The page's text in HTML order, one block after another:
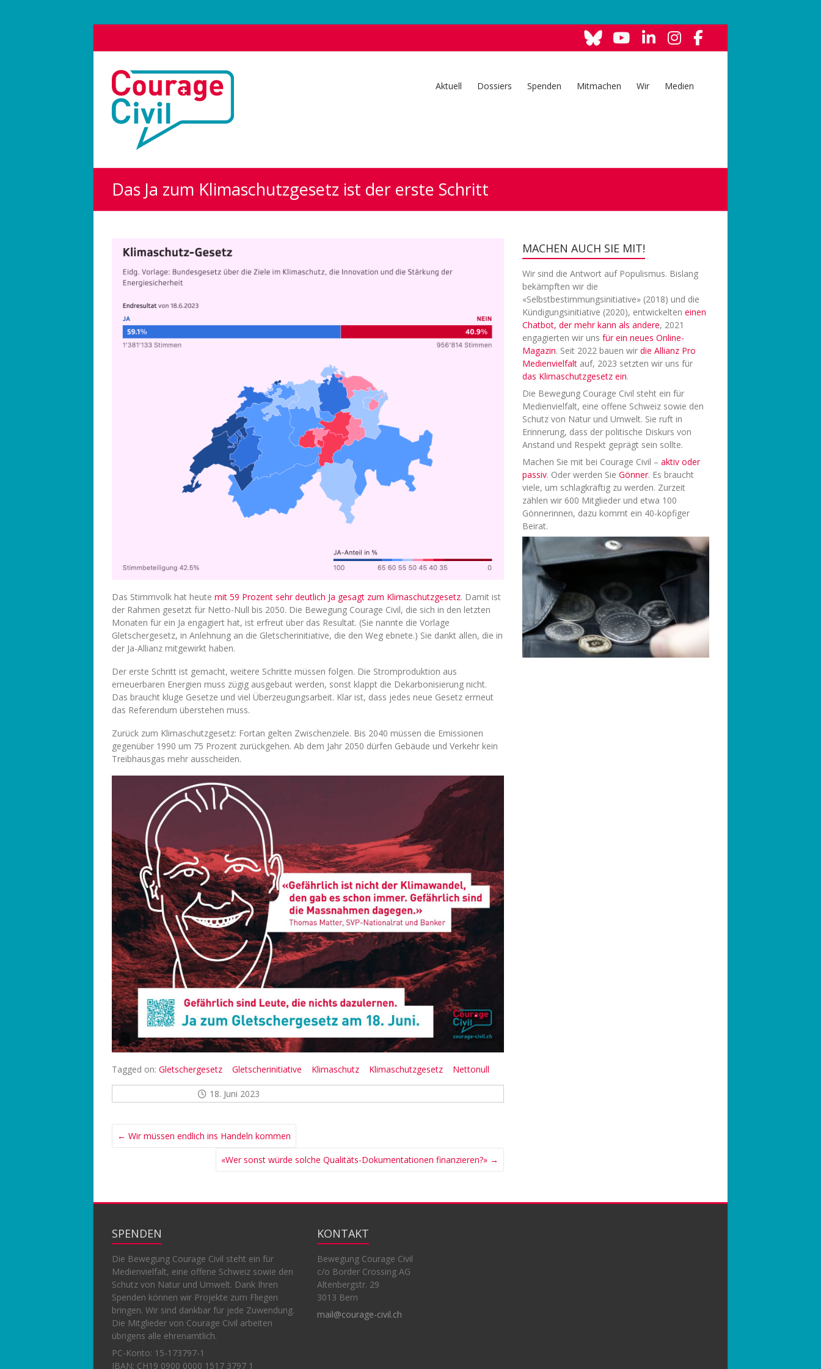
Courage
Civil
Weil
Demokratie
Aktuell Dossiers Spenden Mitmachen Wir Medien
Das Ja zum Klimaschutzgesetz ist der erste Schritt
Das Stimmvolk hat heute mit 59 Prozent sehr deutlich Ja gesagt zum Klimaschutzgesetz. Damit ist
der Rahmen gesetzt für Netto-Null bis 2050. Die Bewegung Courage Civil, die sich in den letzten
Monaten für ein Ja engagiert hat, ist erfreut über das Resultat. (Sie nannte die Vorlage
Gletschergesetz, in Anlehnung an die Gletscherinitiative, die den Weg ebnete.) Sie dankt allen, die in
der Ja-Allianz mitgewirkt haben.
Der erste Schritt ist gemacht, weitere Schritte müssen folgen. Die Stromproduktion aus
erneuerbaren Energien muss zügig ausgebaut werden, sonst klappt die Dekarbonisierung nicht.
Das braucht kluge Gesetze und viel Überzeugungsarbeit. Klar ist, dass jedes neue Gesetz errneut
das Referendum überstehen muss.
Zurück zum Klimaschutzgesetz: Fortan gelten Zwischenziele. Bis 2040 müssen die Emissionen
gegenüber 1990 um 75 Prozent zurückgehen. Ab dem Jahr 2050 dürfen Gebäude und Verkehr kein
Treibhausgas mehr ausscheiden.
Tagged on: Gletschergesetz Gletscherinitiative Klimaschutz Klimaschutzgesetz Nettonull
18. Juni 2023
← Wir müssen endlich ins Handeln kommen
«Wer sonst würde solche Qualitäts-Dokumentationen finanzieren?» →
MACHEN AUCH SIE MIT!
Wir sind die Antwort auf Populismus. Bislang
bekämpften wir die
«Selbstbestimmungsinitiative» (2018) und die
Kündigungsinitiative (2020), entwickelteneinen
Chatbot, der mehr kann als andere, 2021
engagierten wir unsfür ein neues Online-
Magazin. Seit 2022 bauen wirdie Allianz Pro
Medienvielfalt auf, 2023 setzten wir uns für
das Klimaschutzgesetz ein.
Die Bewegung Courage Civil steht ein für
Medienvielfalt, eine offene Schweiz sowie den
Schutz von Natur und Umwelt. Sie ruft in
Erinnerung, dass der politische Diskurs von
Anstand und Respekt geprägt sein sollte.
Machen Sie mit bei Courage Civil –aktiv oder
passiv. Oder werden SieGönner. Es braucht
viele, um schlagkräftig zu werden. Zurzeit
zählen wir 600 Mitglieder und etwa 100
Gönnerinnen, dazu kommt ein 40-köpfiger
Beirat.
SPENDEN
Die Bewegung Courage Civil steht ein für
Medienvielfalt, eine offene Schweiz sowie den
Schutz von Natur und Umwelt. Dank Ihren
Spenden können wir Projekte zum Fliegen
bringen. Wir sind dankbar für jede Zuwendung.
Die Mitglieder von Courage Civil arbeiten
übrigens alle ehrenamtlich.
PC-Konto: 15-173797-1
IBAN: CH19 0900 0000 1517 3797 1
KONTAKT
Bewegung Courage Civil
c/o Border Crossing AG
Altenbergstr. 29
3013 Bern
mail@courage-civil.ch